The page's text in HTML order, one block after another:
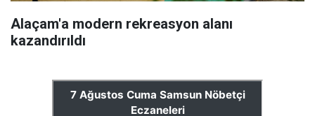
Alaçam'a modern rekreasyon alanı
kazandırıldı